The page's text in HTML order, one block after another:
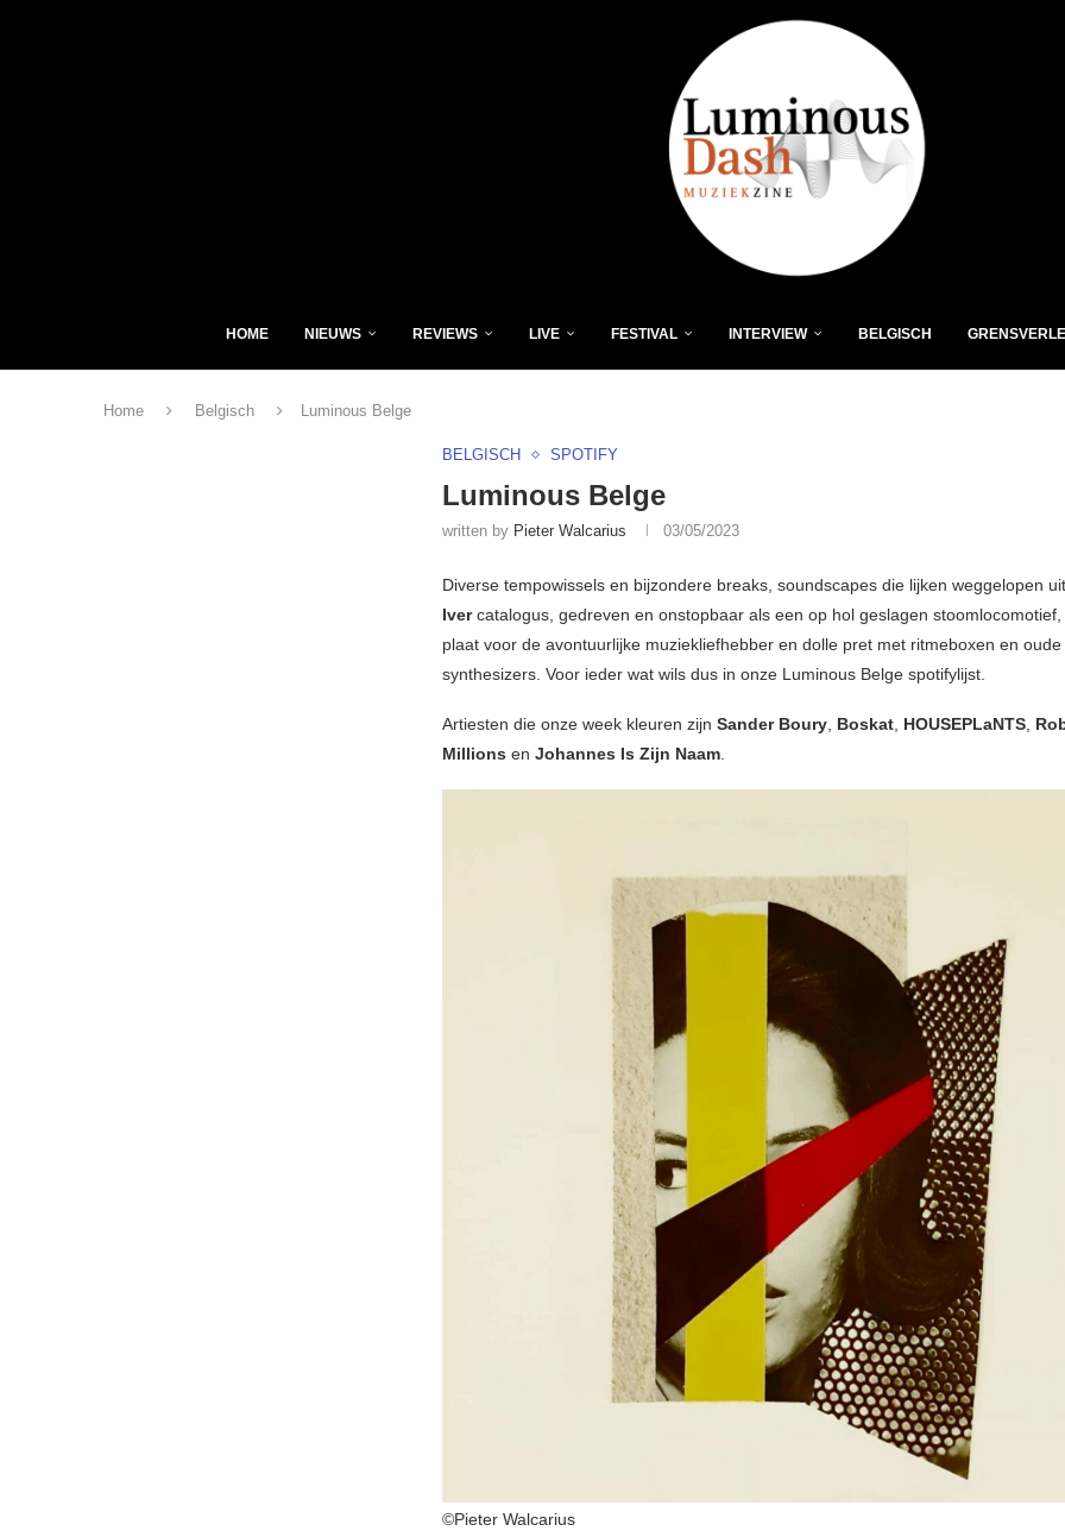
HOME NIEUWS REVIEWS LIVE FESTIVAL INTERVIEW BELGISCH
Home Belgisch Luminous Belge
BELGISCH SPOTIFY
Luminous Belge
written by Pieter Walcarius 03/05/2023
Diverse tempowissels en bijzondere breaks, soundscapes die lijken weggelopen
Ivercatalogus, gedreven en onstopbaar als een op hol geslagen
plaat voor de avontuurlijke muziekliefhebber en dolle pret met ritmeboxen en oude
synthesizers. Voor ieder wat wils dus in onze Luminous Belge spotifylijst.
Artiesten die onze week kleuren zijn Sander Boury, Boskat, HOUSEPLaNTS,
Millions en Johannes Is Zijn Naam.
©Pieter Walcarius